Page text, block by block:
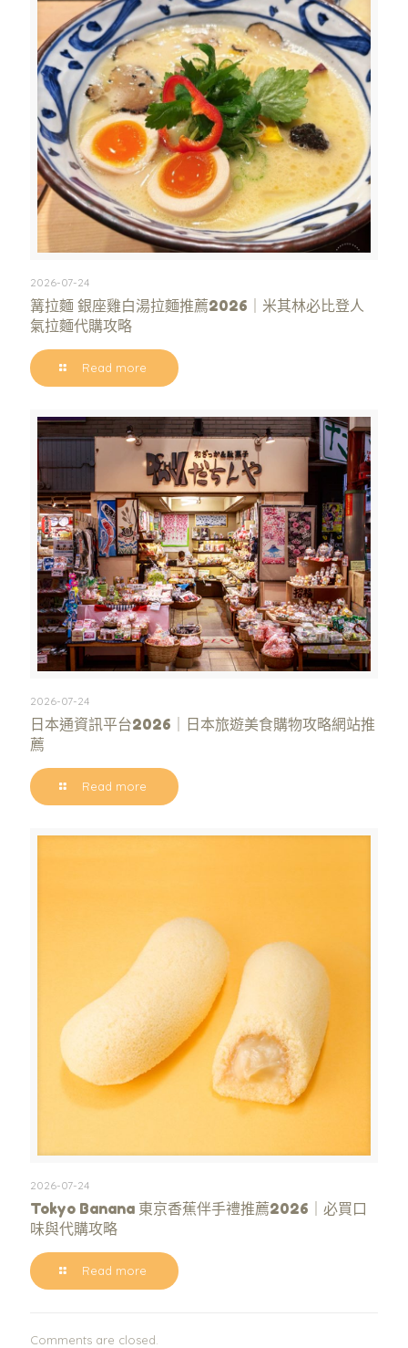
2026-07-24
篝拉麵 銀座雞白湯拉麵推薦2026｜米其林必比登人
氣拉麵代購攻略
Read more
2026-07-24
日本通資訊平台2026｜日本旅遊美食購物攻略網站推
薦
Read more
2026-07-24
Tokyo Banana 東京香蕉伴手禮推薦2026｜必買口
味與代購攻略
Read more
Comments are closed.